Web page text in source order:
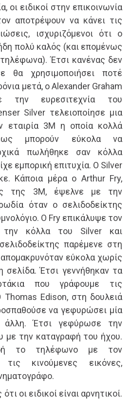
οι ειδικοί στην επικοινωνία
αποτρέψουν να κάνει τις
ισχυριζόμενοι ότι ο
πολύ καλός (και επομένως
Έτσι κανένας δεν
θα χρησιμοποιήσει ποτέ
μετά, ο Alexander Graham
την ευρεσιτεχνία του
Silver τελειοποίησε μια
εταιρία 3Μ η οποία κολλά
μπορούν εύκολα να
πωλήθηκε σαν κόλλα
εμπορική επιτυχία. Ο Silver
Κάποια μέρα ο Arthur Fry,
της 3M, έψελνε με την
όταν ο σελιδοδείκτης
Ο Fry επικάλυψε τον
την κόλλα του Silver και
παρέμενε στη
εύκολα χωρίς
σελίδα. Έτσι γεννήθηκαν τα
που γράφουμε τις
Edison, στη δουλειά
να γεφυρώσει μία
άλλη. Έτσι γεφύρωσε την
με την καταγραφή του ήχου.
το τηλέφωνο με τον
κινούμενες εικόνες,
οι ειδικοί είναι αρνητικοί.